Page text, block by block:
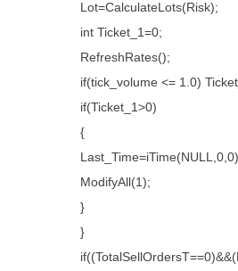
Lot=CalculateLots(Risk);
int Ticket_1=0;
RefreshRates();
if(tick_volume <= 1.0)
if(Ticket_1>0)
{
ModifyAll(1);
}
}